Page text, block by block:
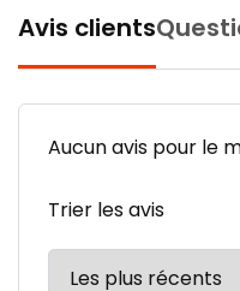
Avis clients
Aucun avis pour le
Trier les avis